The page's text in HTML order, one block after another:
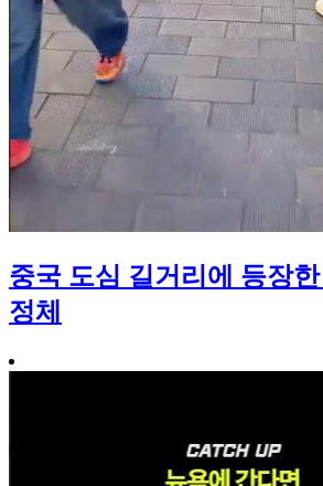
중국 도심 길거리에 등장한
정체